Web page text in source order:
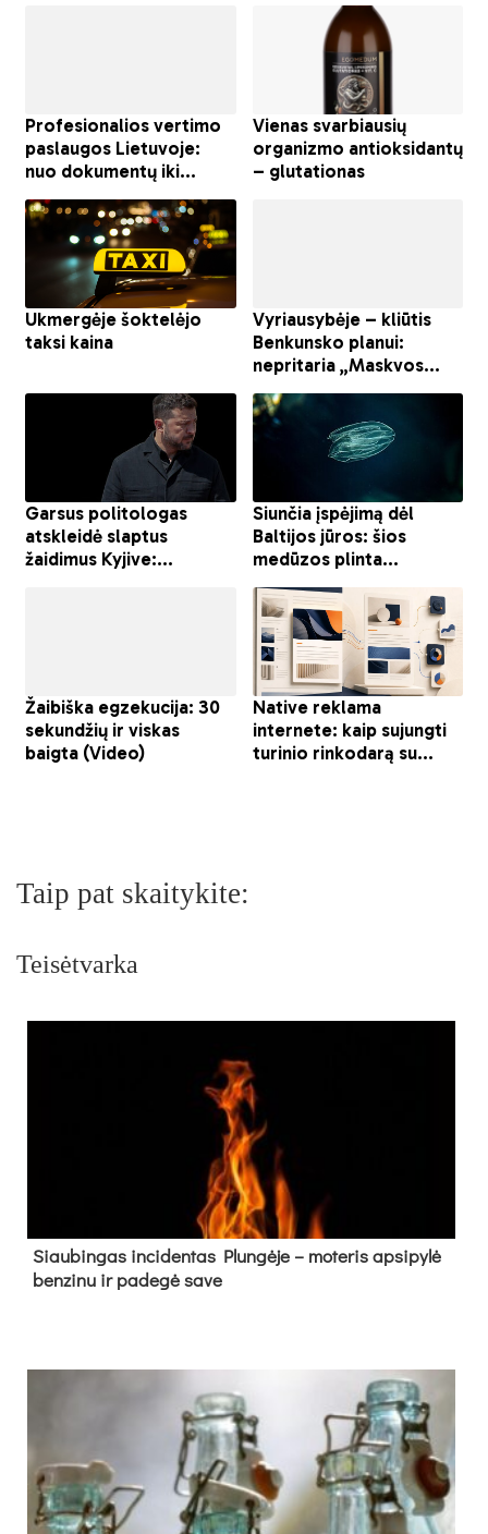
Taip pat skaitykite:
Teisėtvarka
Siau­bin­gas in­ci­den­tas Plun­gė­je – mo­te­ris ap­si­py­lė
ben­zi­nu ir pa­de­gė sa­ve